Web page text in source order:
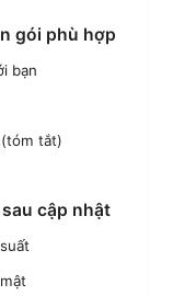
gói phù hợp
bạn
tắt)
cập nhật